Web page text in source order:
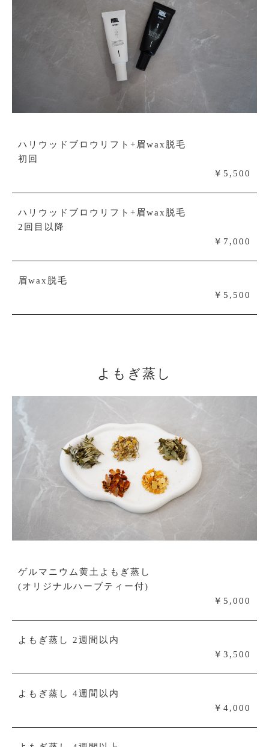
ハリウッドブロウリフト+眉wax脱毛
初回
￥5,500
ハリウッドブロウリフト+眉wax脱毛
2回目以降
￥7,000
眉wax脱毛
￥5,500
よもぎ蒸し
ゲルマニウム黄土よもぎ蒸し
(オリジナルハーブティー付)
￥5,000
よもぎ蒸し 2週間以内
￥3,500
よもぎ蒸し 4週間以内
￥4,000